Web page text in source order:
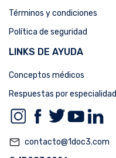
Términos y condiciones
Política de seguridad
LINKS DE AYUDA
Conceptos médicos
Respuestas por especialidad
mail_outline contacto@1doc3.com